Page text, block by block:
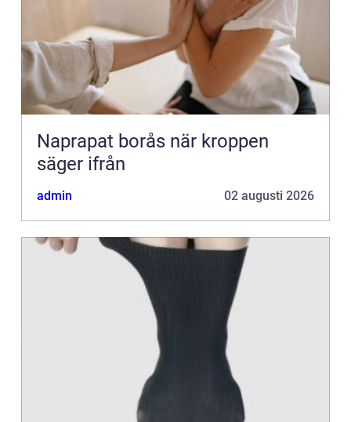
Naprapat borås när kroppen
säger ifrån
admin 02 augusti 2026